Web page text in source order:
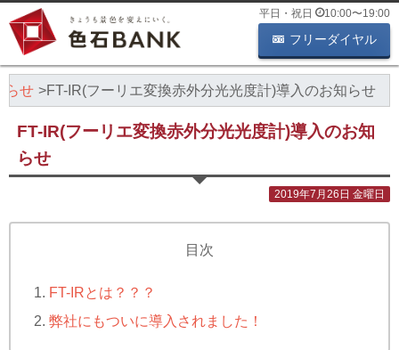
平日・祝日 10:00〜19:00
フリーダイヤル
らせ FT-IR(フーリエ変換赤外分光光度計)導入のお知らせ
FT-IR(フーリエ変換赤外分光光度計)導入のお知
らせ
2019年7月26日 金曜日
目次
FT-IRとは？？？
弊社にもついに導入されました！